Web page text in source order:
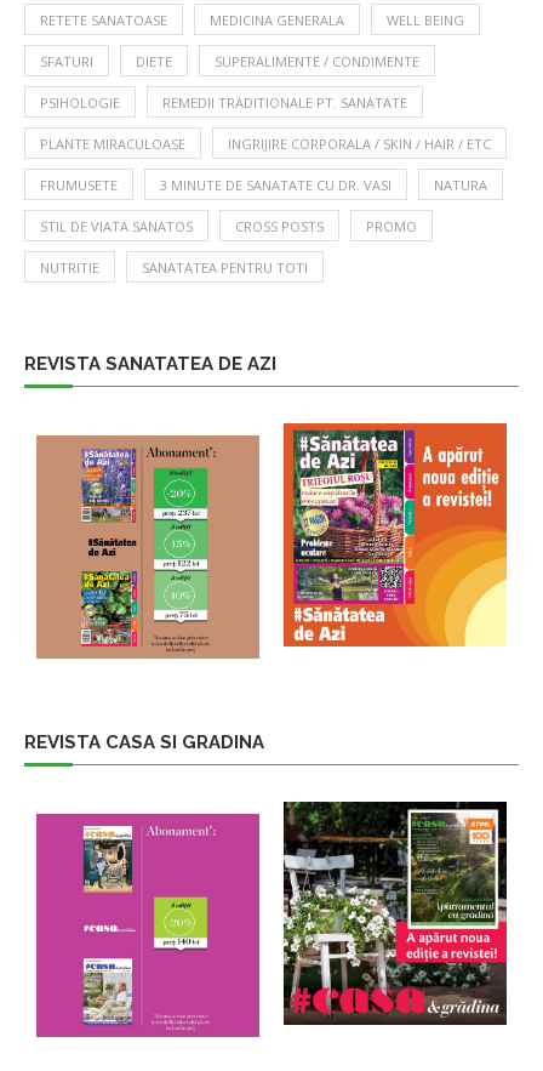
RETETE SANATOASE MEDICINA GENERALA WELL BEING
SFATURI DIETE SUPERALIMENTE / CONDIMENTE
PSIHOLOGIE REMEDII TRADITIONALE PT. SANATATE
PLANTE MIRACULOASE INGRIJIRE CORPORALA / SKIN / HAIR / ETC
FRUMUSETE 3 MINUTE DE SANATATE CU DR. VASI NATURA
STIL DE VIATA SANATOS CROSS POSTS PROMO
NUTRITIE SANATATEA PENTRU TOTI
REVISTA SANATATEA DE AZI
REVISTA CASA SI GRADINA